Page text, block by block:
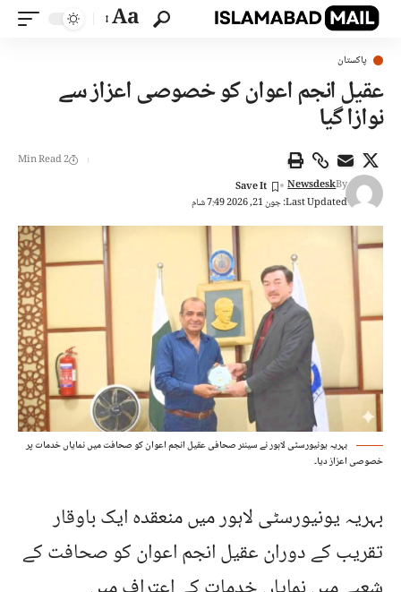
Aa
پاکستان
عقیل انجم اعوان کو خصوصی اعزاز سے
نوازا گیا
Last Updated: جون 21, 2026 7:49 شام
By
Newsdesk
2 Min Read
بہریہ یونیورسٹی لاہور نے سینئر صحافی عقیل انجم اعوان کو صحافت میں نمایاں خدمات پر
خصوصی اعزاز دیا۔
بہریہ یونیورسٹی لاہور میں منعقدہ ایک باوقار
تقریب کے دوران عقیل انجم اعوان کو صحافت کے